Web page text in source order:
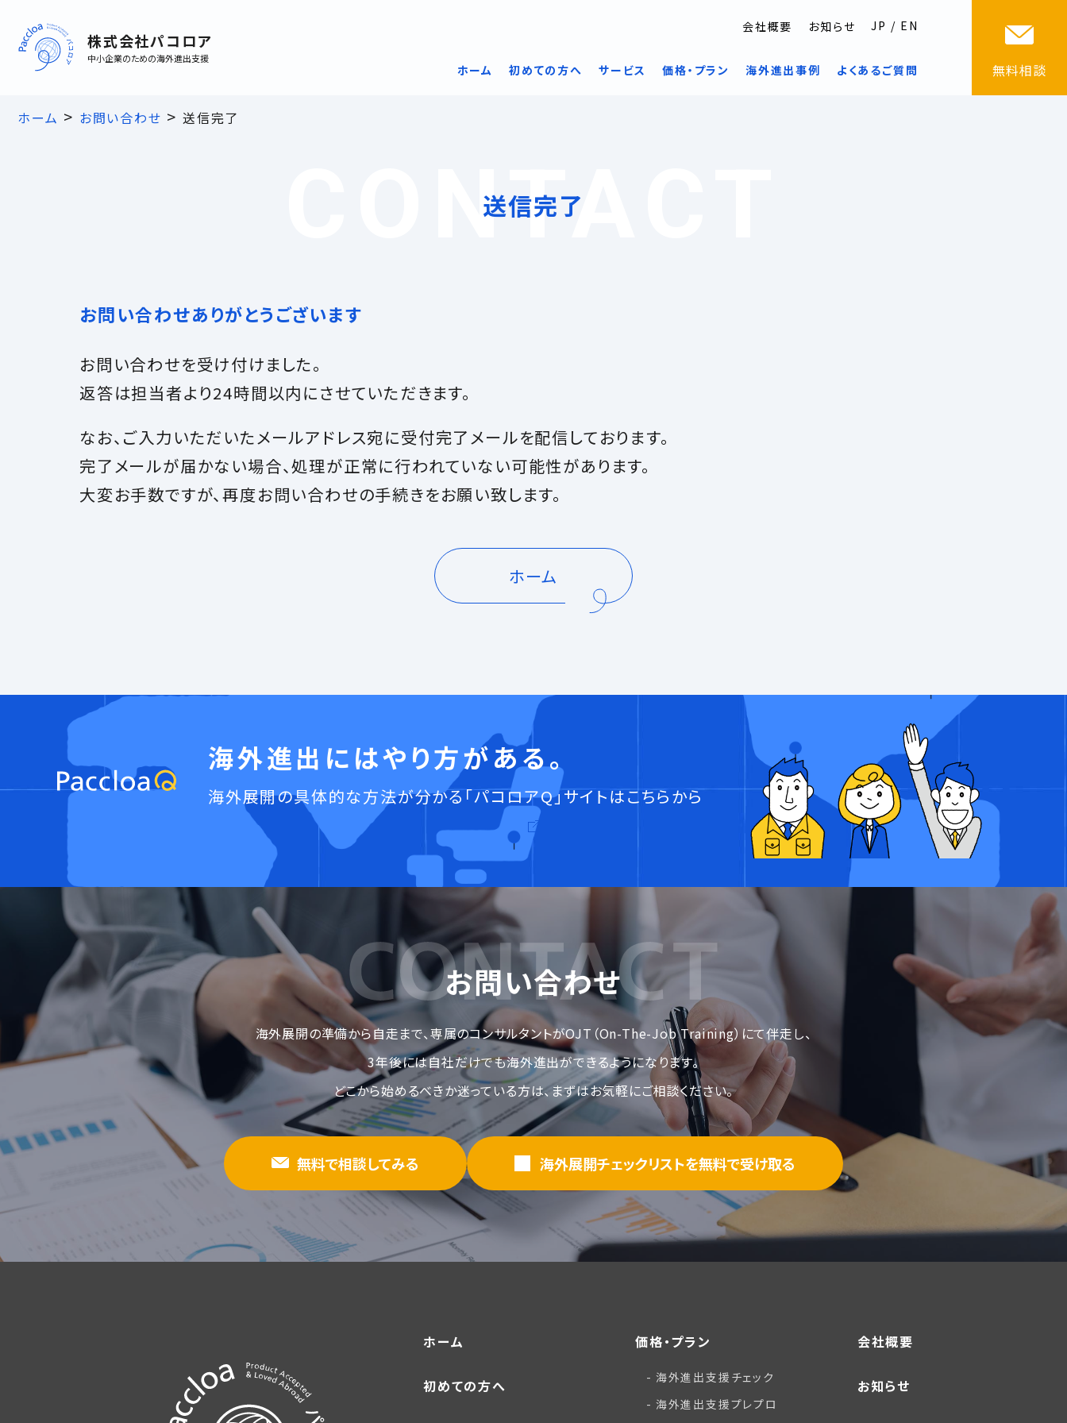
株式会社パコロア
中小企業のための海外進出支援
会社概要 お知らせ JP EN
ホーム 初めての方へ サービス 価格・プラン 海外進出事例 よくあるご質問 無料相談
ホーム > お問い合わせ >送信完了
送信完了
CONTACT
お問い合わせありがとうございます
お問い合わせを受け付けました。
返答は担当者より24時間以内にさせていただきます。
なお、ご入力いただいたメールアドレス宛に受付完了メールを配信しております。
完了メールが届かない場合、処理が正常に行われていない可能性があります。
大変お手数ですが、再度お問い合わせの手続きをお願い致します。
ホーム
海外進出にはやり方がある。
海外展開の具体的な方法が分かる「パコロアQ」サイトはこちらから
お問い合わせ
海外展開の準備から自走まで、専属のコンサルタントがOJT（On-The-Job Training）にて伴走し、
3年後には自社だけでも海外進出ができるようになります。
どこから始めるべきか迷っている方は、まずはお気軽にご相談ください。
無料で相談してみる 海外展開チェックリストを無料で受け取る
ホーム
初めての方へ
価格・プラン
海外進出支援チェック
海外進出支援プレプロ
会社概要
お知らせ